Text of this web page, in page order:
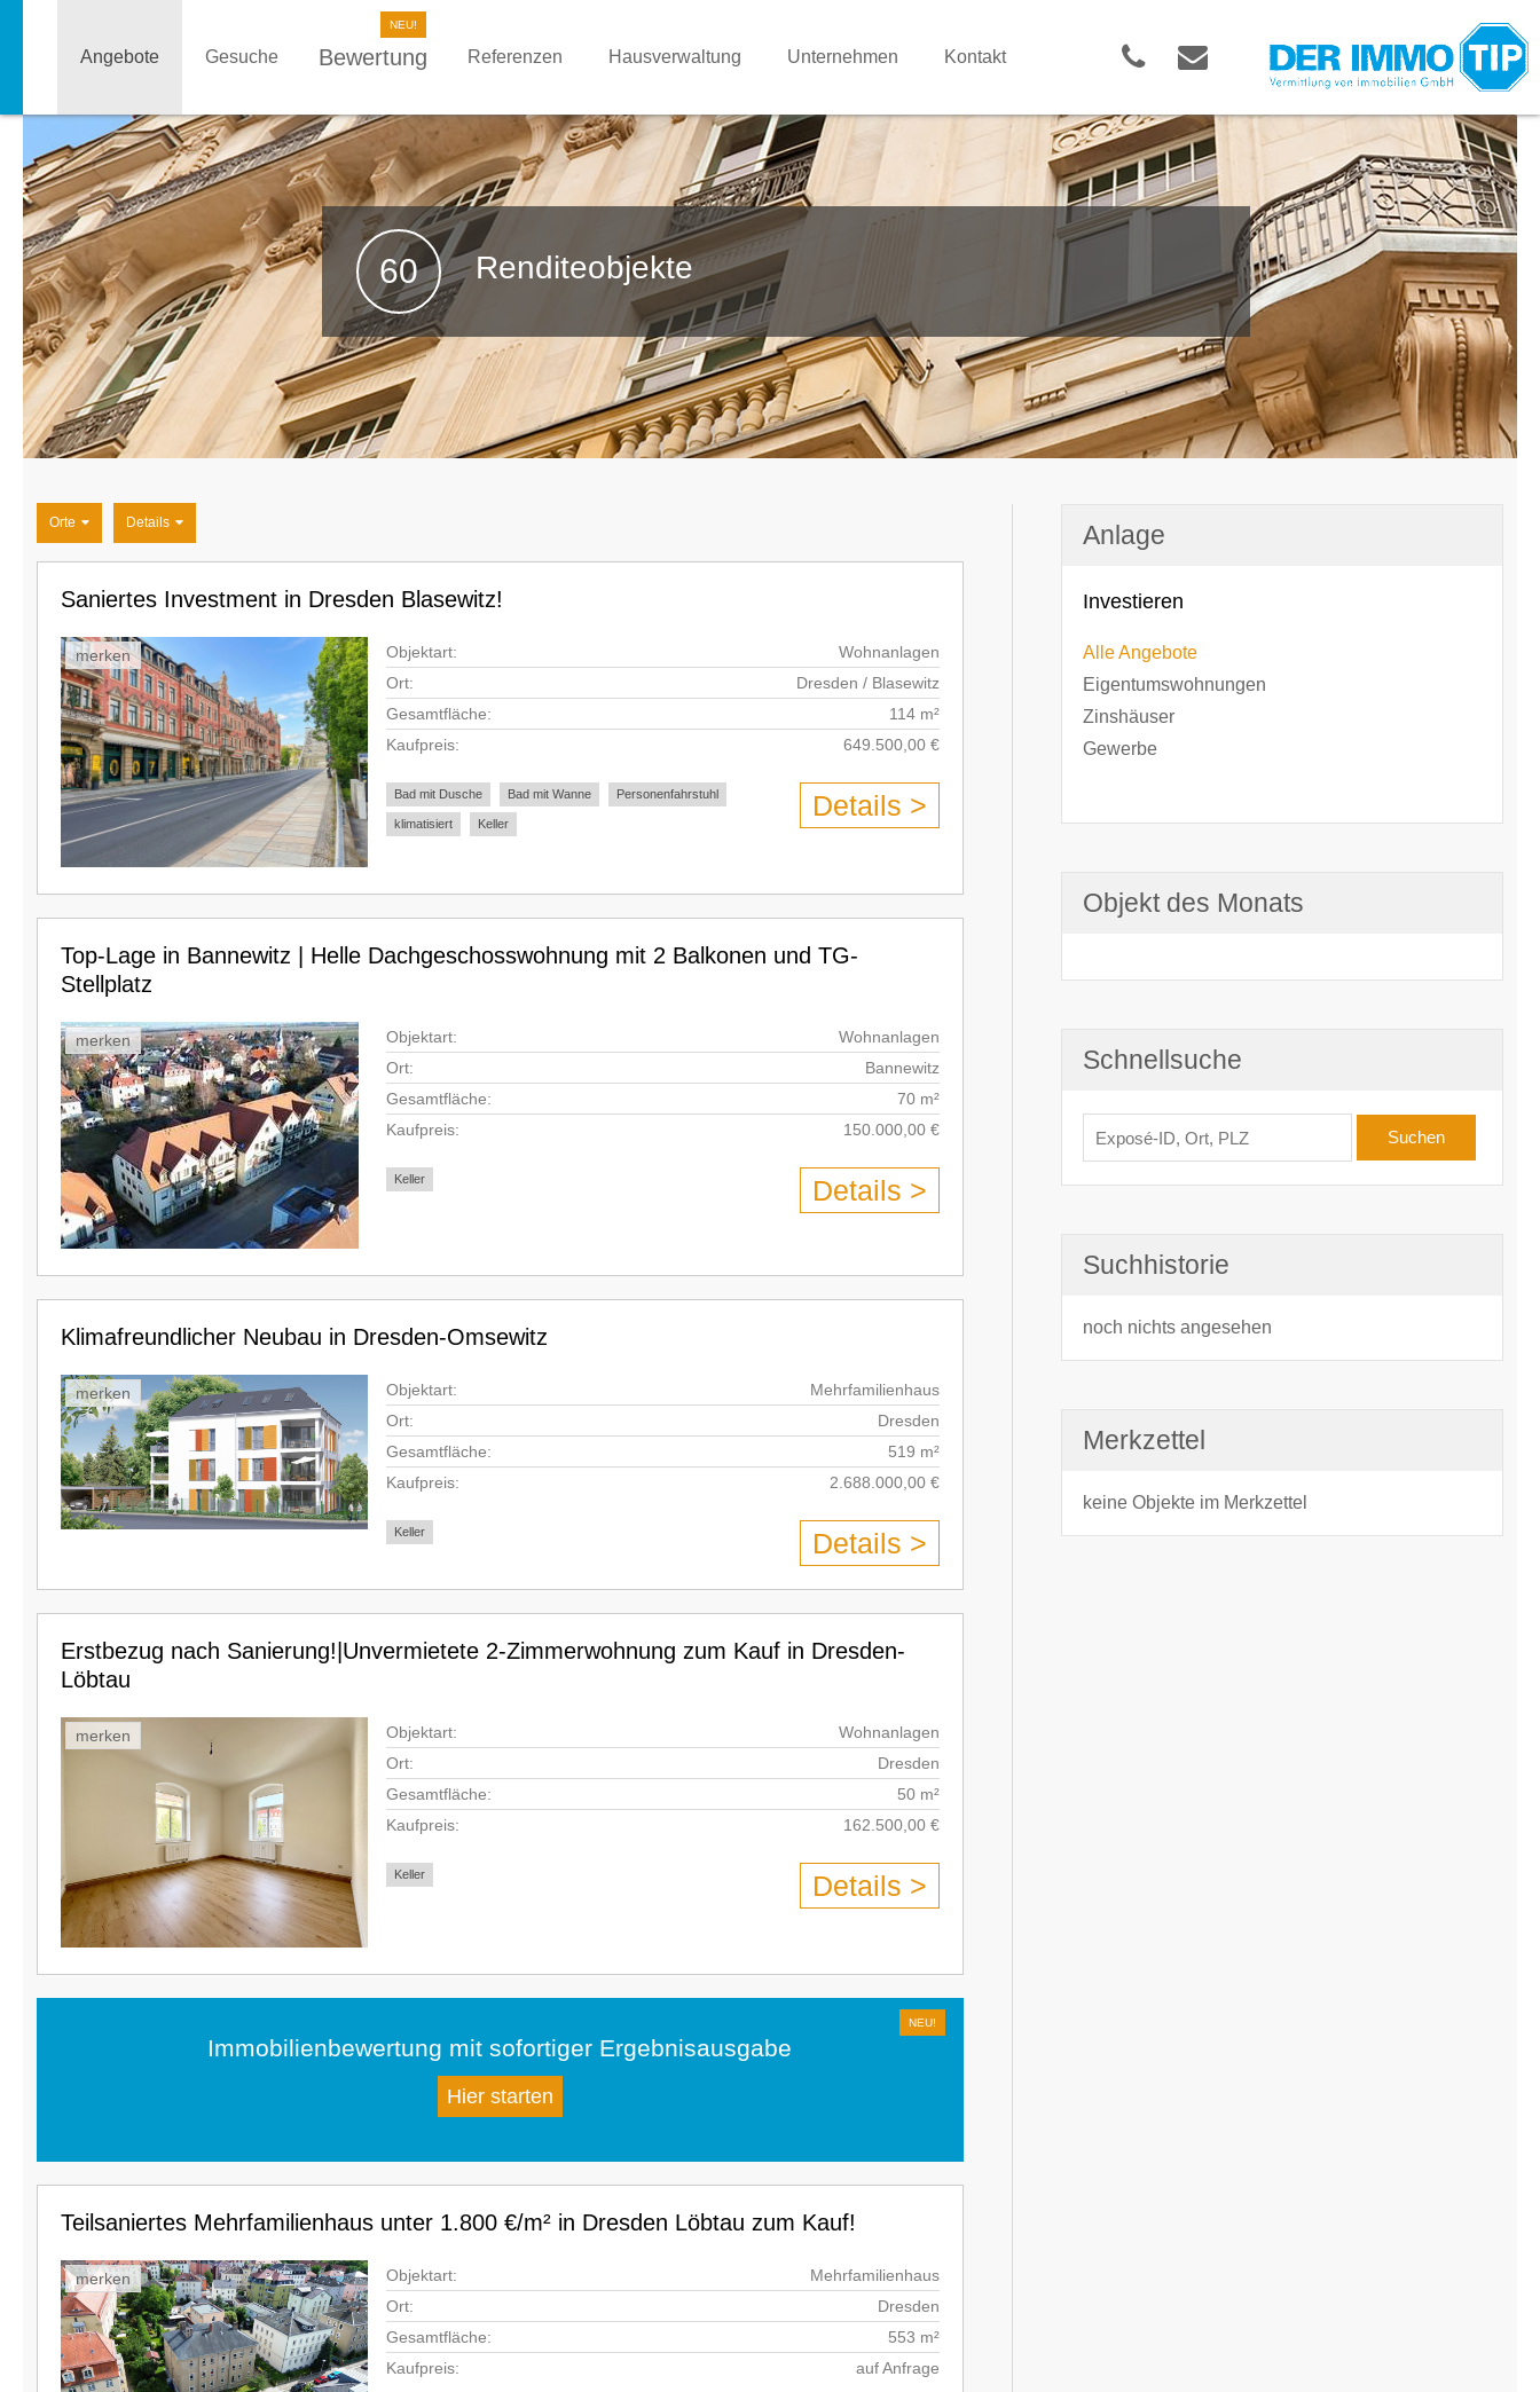
Angebote Gesuche Bewertung Referenzen Hausverwaltung Unternehmen Kontakt
60 Renditeobjekte
Details
Orte
Saniertes Investment in Dresden Blasewitz!
merken Objektart:
Wohnanlagen
Ort:
Dresden / Blasewitz
Gesamtfläche:
114 m²
Kaufpreis:
649.500,00 €
Bad mit Dusche Bad mit Wanne Personenfahrstuhl
klimatisiert Keller
Details >
Top-Lage in Bannewitz | Helle Dachgeschosswohnung mit 2 Balkonen und TG-
Stellplatz
merken Objektart:
Wohnanlagen
Ort:
Bannewitz
Gesamtfläche:
70 m²
Kaufpreis:
150.000,00 €
Keller Details >
Klimafreundlicher Neubau in Dresden-Omsewitz
merken Objektart:
Mehrfamilienhaus
Ort:
Dresden
Gesamtfläche:
519 m²
Kaufpreis:
2.688.000,00 €
Keller Details >
Erstbezug nach Sanierung!|Unvermietete 2-Zimmerwohnung zum Kauf in Dresden-
Löbtau
merken Objektart:
Wohnanlagen
Ort:
Dresden
Gesamtfläche:
50 m²
Kaufpreis:
162.500,00 €
Keller Details >
Immobilienbewertung mit sofortiger Ergebnisausgabe
Hier starten
Teilsaniertes Mehrfamilienhaus unter 1.800 €/m² in Dresden Löbtau zum Kauf!
merken Objektart:
Mehrfamilienhaus
Ort:
Dresden
Gesamtfläche:
553 m²
Kaufpreis:
auf Anfrage
Anlage
Investieren
Alle Angebote
Eigentumswohnungen
Zinshäuser
Gewerbe
Objekt des Monats
Schnellsuche
Suchhistorie
noch nichts angesehen
Merkzettel
keine Objekte im Merkzettel